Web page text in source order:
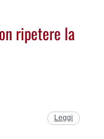
ripetere la
Leggi